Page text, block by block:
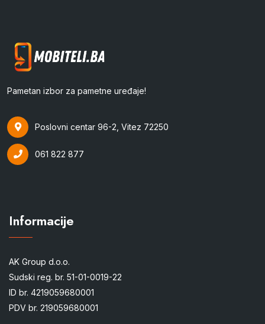
Pametan izbor za pametne uređaje!
Poslovni centar 96-2, Vitez 72250
061 822 877
Informacije
AK Group d.o.o.
Sudski reg. br. 51-01-0019-22
ID br. 4219059680001
PDV br. 219059680001